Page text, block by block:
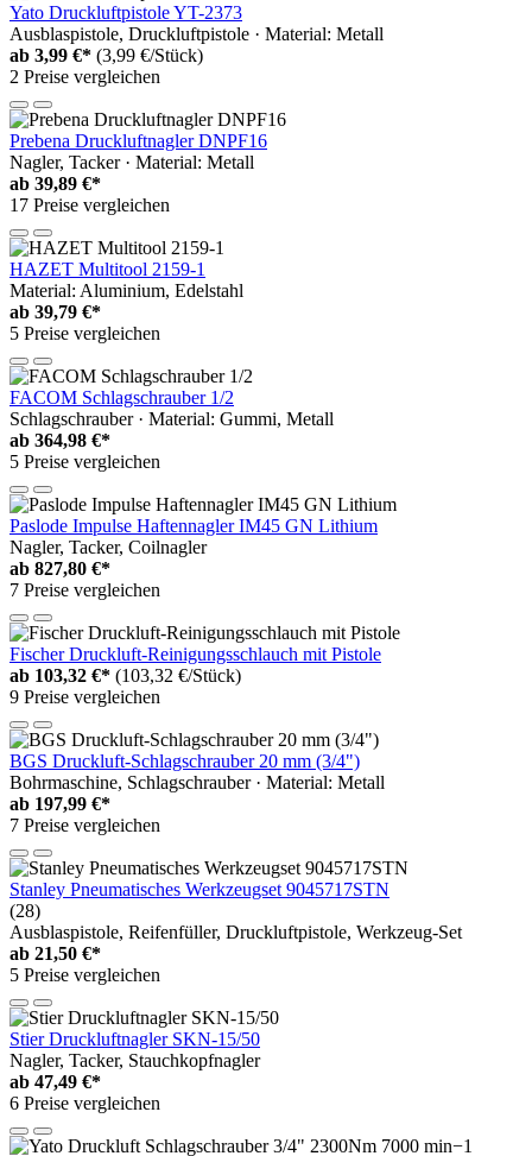
Yato Druckluftpistole YT-2373
Ausblaspistole, Druckluftpistole · Material: Metall
ab 3,99 €* (3,99 €/Stück)
2 Preise vergleichen
Prebena Druckluftnagler DNPF16
Nagler, Tacker · Material: Metall
ab 39,89 €*
17 Preise vergleichen
HAZET Multitool 2159-1
Material: Aluminium, Edelstahl
ab 39,79 €*
5 Preise vergleichen
FACOM Schlagschrauber 1/2
Schlagschrauber · Material: Gummi, Metall
ab 364,98 €*
5 Preise vergleichen
Paslode Impulse Haftennagler IM45 GN Lithium
Nagler, Tacker, Coilnagler
ab 827,80 €*
7 Preise vergleichen
Fischer Druckluft-Reinigungsschlauch mit Pistole
ab 103,32 €* (103,32 €/Stück)
9 Preise vergleichen
BGS Druckluft-Schlagschrauber 20 mm (3/4")
Bohrmaschine, Schlagschrauber · Material: Metall
ab 197,99 €*
7 Preise vergleichen
Stanley Pneumatisches Werkzeugset 9045717STN
(28)
Ausblaspistole, Reifenfüller, Druckluftpistole, Werkzeug-Set
ab 21,50 €*
5 Preise vergleichen
Stier Druckluftnagler SKN-15/50
Nagler, Tacker, Stauchkopfnagler
ab 47,49 €*
6 Preise vergleichen